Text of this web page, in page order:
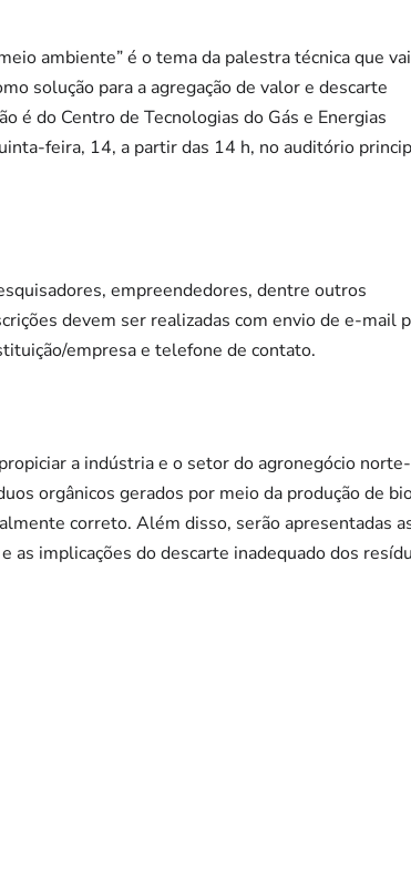
ambiente” é o tema da palestra técnica que vai
solução para a agregação de valor e descarte
é do Centro de Tecnologias do Gás e Energias
feira, 14, a partir das 14 h, no auditório
empreendedores, dentre outros
devem ser realizadas com envio de e-mail
empresa e telefone de contato.
a indústria e o setor do agronegócio
orgânicos gerados por meio da produção de
correto. Além disso, serão apresentadas
as implicações do descarte inadequado dos